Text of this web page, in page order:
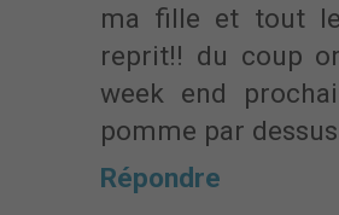
ma fille et tout
reprit!! du coup
week end
pomme par
Répondre